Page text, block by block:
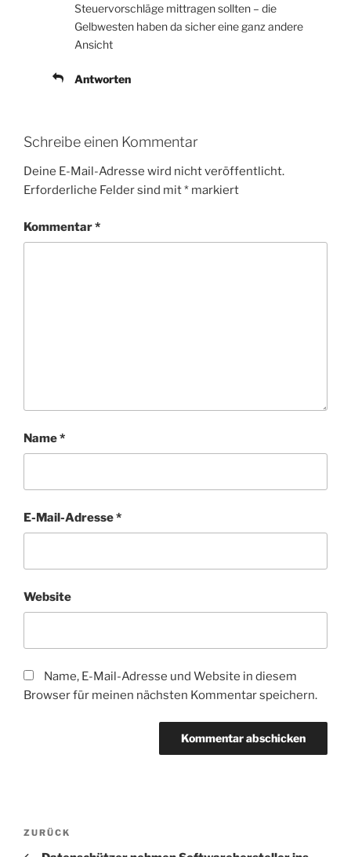
Steuervorschläge mittragen sollten – die
Gelbwesten haben da sicher eine ganz andere
Ansicht
Antworten
Schreibe einen Kommentar
Deine E-Mail-Adresse wird nicht veröffentlicht.
Erforderliche Felder sind mit* markiert
Kommentar*
Name*
E-Mail-Adresse*
Website
Name, E-Mail-Adresse und Website in diesem
Browser für meinen nächsten Kommentar speichern.
Beitragsnavigation
Vorheriger
Beitrag
ZURÜCK